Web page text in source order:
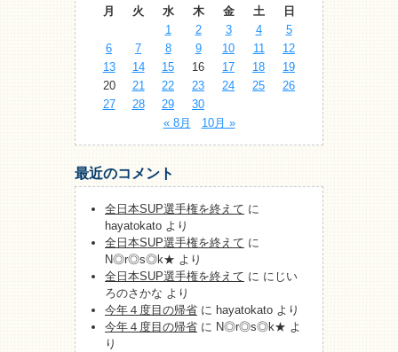
月
火 水 木 金 土
日
1
2 3 4
5
6
7 8 9 10 11
12
13
14 15 16 17 18
19
20
21 22 23 24 25
26
27
28 29
30
« 8月
10月 »
最近のコメント
全日本SUP選手権を終えて に
hayatokato より
全日本SUP選手権を終えて に
N◎r◎s◎k★ より
全日本SUP選手権を終えて に にじい
ろのさかな より
今年４度目の帰省 に hayatokato より
今年４度目の帰省 に N◎r◎s◎k★ よ
り